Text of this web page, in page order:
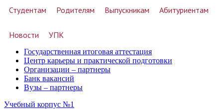
Студентам Родителям Выпускникам Абитуриентам
Новости УПК
Государственная итоговая аттестация
Центр карьеры и практической подготовки
Организации – партнеры
Банк вакансий
Вузы – партнеры
Учебный корпус №1